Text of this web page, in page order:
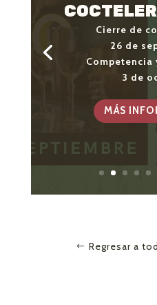
Cierre de
26 de
Competencia
3 de
MÁS
Cierre de
26 de
3 de
Regresar a